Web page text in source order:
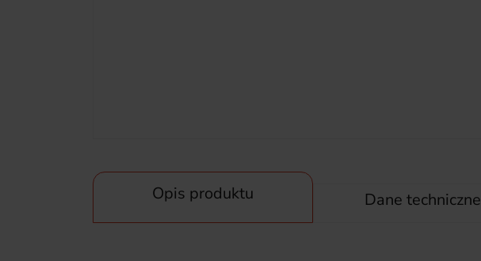
Opis produktu Dane techniczne